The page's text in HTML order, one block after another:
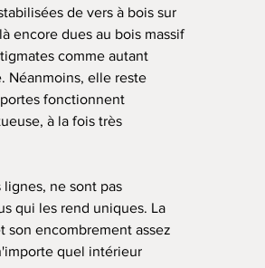
de vers à bois sur
encore dues au bois massif
comme autant
Néanmoins, elle reste
fonctionnent
à la fois très
ne sont pas
qui les rend uniques. La
encombrement assez
quel intérieur